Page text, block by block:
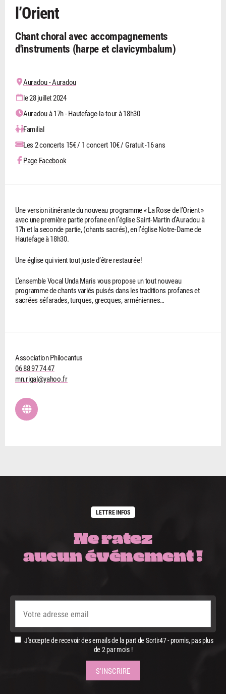
l’Orient
Chant choral avec accompagnements
d'instruments (harpe et clavicymbalum)
Auradou - Auradou
le 28 juillet 2024
Auradou à 17h - Hautefage-la-tour à 18h30
Familial
Les 2 concerts 15€ / 1 concert 10€ / Gratuit -16 ans
Page Facebook
Une version itinérante du nouveau programme « La Rose de l’Orient »
avec une première partie profane en l’église Saint-Martin d’Auradou à
17h et la seconde partie, (chants sacrés), en l’église Notre-Dame de
Hautefage à 18h30.
Une église qui vient tout juste d’être restaurée!
L’ensemble Vocal Unda Maris vous propose un tout nouveau
programme de chants variés puisés dans les traditions profanes et
sacrées séfarades, turques, grecques, arméniennes…
Association Philocantus
06 88 97 74 47
mn.rigal@yahoo.fr
LETTRE INFOS
Ne ratez
aucun événement !
J'accepte de recevoir des emails de la part de Sortir47 - promis, pas plus
de 2 par mois !